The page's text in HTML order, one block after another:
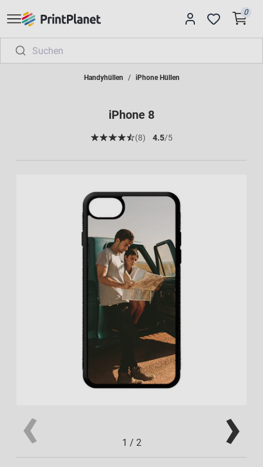
0
Handyhüllen iPhone Hüllen
iPhone 8
(8) 4.5/5
1 / 2